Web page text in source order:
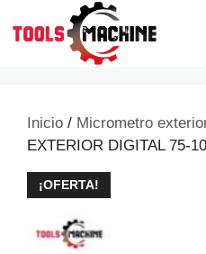
Inicio / Micrometro
EXTERIOR DIGITAL 75-
¡OFERTA!